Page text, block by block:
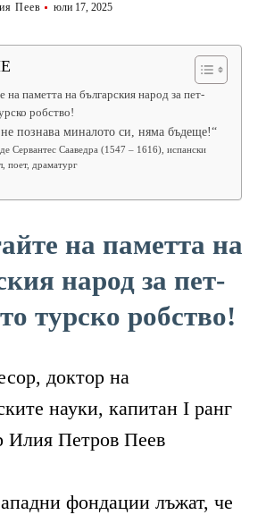
Пеев юли 17, 2025
на паметта на българския народ за пет-
робство!
познава миналото си, няма бъдеще!“
Сервантес Сааведра (1547 – 1616), испански
поет, драматург
на паметта на
народ за пет-
турско робство!
доктор на
науки, капитан I ранг
Илия Петров Пеев
фондации лъжат, че